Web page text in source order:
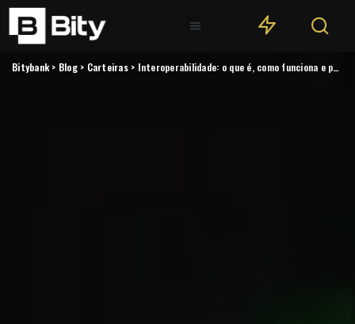
Bitybank > Blog> Carteiras> Interoperabilidade: o que é, como funciona e para que serve?